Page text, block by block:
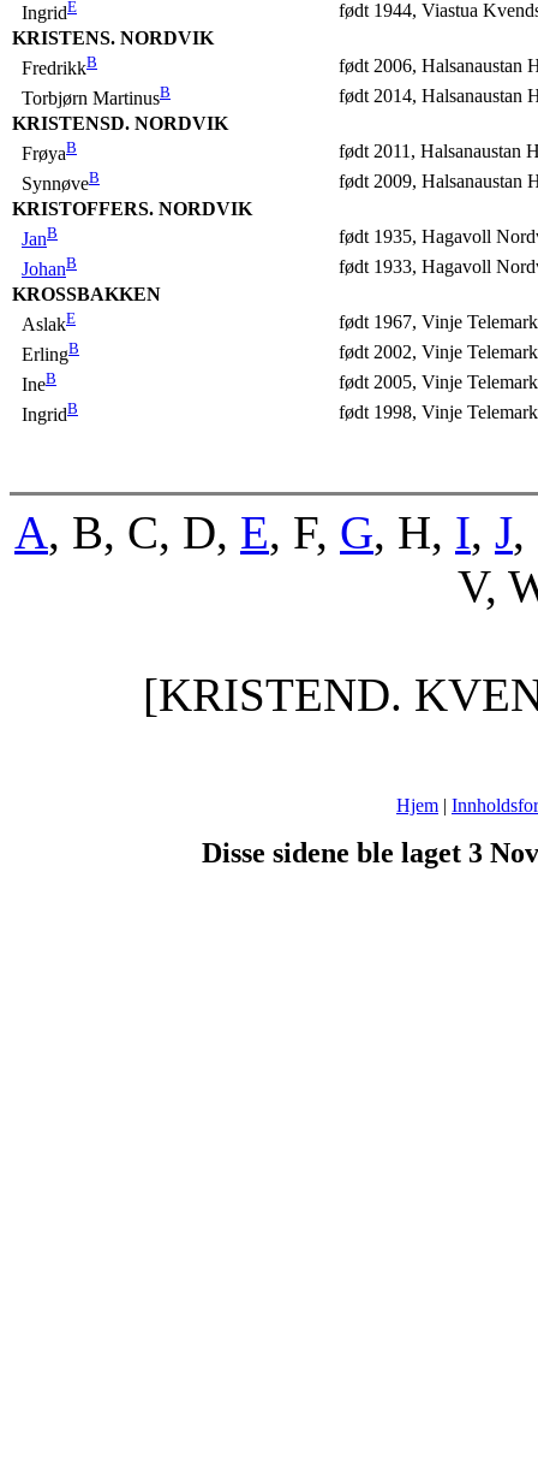
IngridE
født 1944, Viastua
KRISTENS. NORDVIK
FredrikkB
født 2006, Halsanaustan
Torbjørn MartinusB
født 2014, Halsanaustan
KRISTENSD. NORDVIK
FrøyaB
født 2011, Halsanaustan
SynnøveB
født 2009, Halsanaustan
KRISTOFFERS. NORDVIK
JanB
født 1935, Hagavoll
JohanB
født 1933, Hagavoll
KROSSBAKKEN
AslakE
født 1967, Vinje Telemark
ErlingB
født 2002, Vinje Telemark
IneB
født 2005, Vinje Telemark
IngridB født 1998, Vinje Telemark
A, B, C, D, E, F, G, H, I, J,
V,
[KRISTEND.
Hjem |
Disse sidene ble laget 3